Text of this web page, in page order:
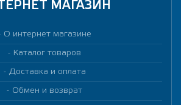
МАГАЗИН
О интернет магазине
Каталог товаров
Доставка и оплата
Обмен и возврат